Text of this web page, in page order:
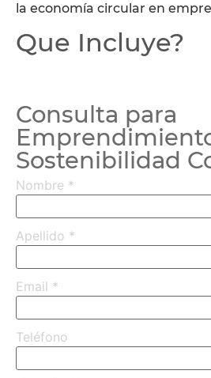
la economía circular en
Que Incluye?
Consulta para
Sostenibilidad
Nombre *
Apellido *
Email *
Teléfono